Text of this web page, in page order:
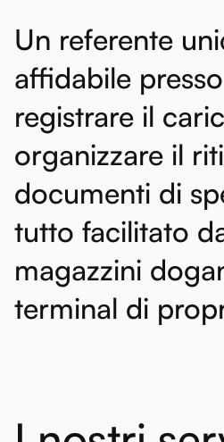
Un referente
affidabile presso
registrare il
organizzare il
documenti di
tutto facilitato
magazzini
terminal di